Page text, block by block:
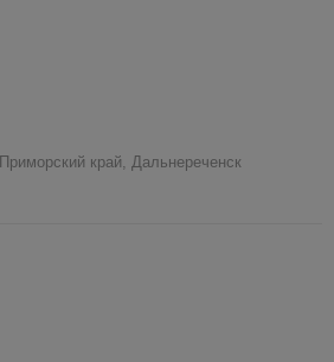
Приморский край, Дальнереченск